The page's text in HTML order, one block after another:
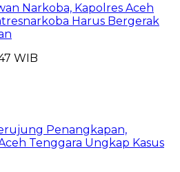
Narkoba, Kapolres Aceh
Harus Bergerak
WIB
Penangkapan,
Tenggara Ungkap Kasus